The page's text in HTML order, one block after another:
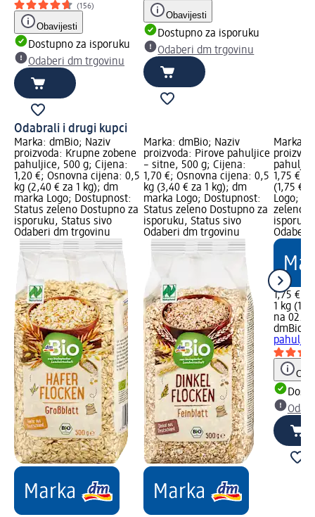
(156)
Obavijesti
Dostupno za isporuku
Odaberi dm trgovinu
Obavijesti
Dostupno za isporuku
Odaberi dm trgovinu
Odabrali i drugi kupci
Marka: dmBio; Naziv
proizvoda: Krupne zobene
pahuljice, 500 g; Cijena:
1,20 €; Osnovna cijena: 0,5
kg (2,40 € za 1 kg); dm
marka Logo; Dostupnost:
Status zeleno Dostupno za
isporuku, Status sivo
Odaberi dm trgovinu
Marka: dmBio; Naziv
proizvoda: Pirove pahuljice
– sitne, 500 g; Cijena:
1,70 €; Osnovna cijena: 0,5
kg (3,40 € za 1 kg); dm
marka Logo; Dostupnost:
Status zeleno Dostupno za
isporuku, Status sivo
Odaberi dm trgovinu
Marka:
1,75 €;
(1,75 €
Logo;
zeleno
Odaberi
1,75 €
1 kg
na
dmBio